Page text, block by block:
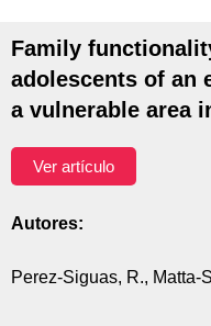
Family
adolescents of an
a vulnerable area
Ver artículo
Autores:
Perez-Siguas, R., Matta-